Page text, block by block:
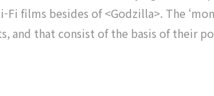
films besides of <Godzilla>. The
and that consist of the basis of their